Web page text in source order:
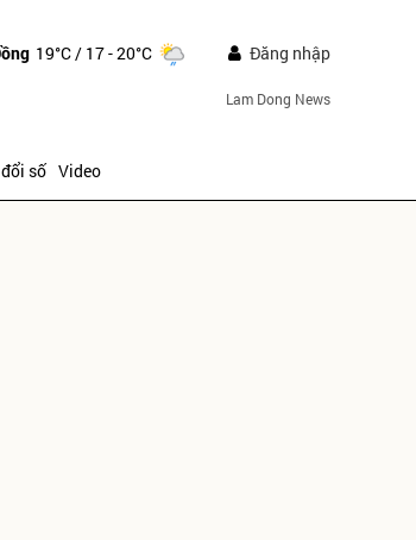
19°C/ 17 - 20°C Đăng nhập
Lam Dong News
số Video